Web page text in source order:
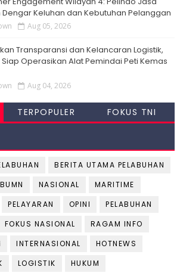
Dengar Keluhan dan Kebutuhan Pelanggan
Aug 05, 2026
Transparansi dan Kelancaran Logistik,
Siap Operasikan Alat Pemindai Peti Kemas
Aug 04, 2026
TERPOPULER FOKUS TNI
BERITA UTAMA PELABUHAN
BUMN NASIONAL
MARITIME
PELAYARAN OPINI
PELABUHAN
FOKUS NASIONAL
RAGAM INFO
INTERNASIONAL
HOTNEWS
LOGISTIK
HUKUM